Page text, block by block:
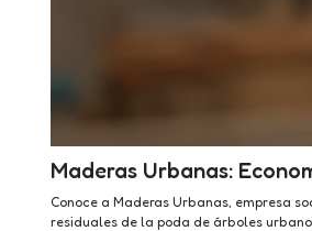
Maderas Urbanas:
Conoce a Maderas Urbanas, empresa
residuales de la poda de árboles